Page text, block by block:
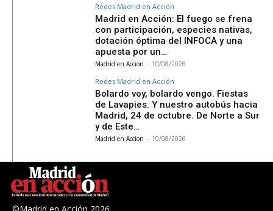
Redes Madrid en Acción
Madrid en Acción: El fuego se frena
con participación, especies nativas,
dotación óptima del INFOCA y una
apuesta por un…
Madrid en Accion - 10/08/2026
Redes Madrid en Acción
Bolardo voy, bolardo vengo. Fiestas
de Lavapies. Y nuestro autobús hacia
Madrid, 24 de octubre. De Norte a Sur
y de Este…
Madrid en Accion - 10/08/2026